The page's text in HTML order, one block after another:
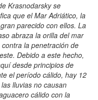
Krasnodarsky se
que el Mar Adriático, la
parecido con ellos. La
abraza la orilla del mar
la penetración de
Debido a este hecho,
desde principios de
el período cálido, hay 12
lluvias no causan
cálido con la